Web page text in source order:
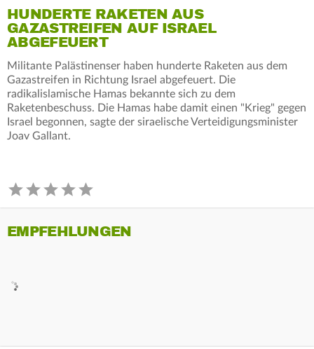
HUNDERTE RAKETEN AUS
GAZASTREIFEN AUF ISRAEL
ABGEFEUERT
Militante Palästinenser haben hunderte Raketen aus dem
Gazastreifen in Richtung Israel abgefeuert. Die
radikalislamische Hamas bekannte sich zu dem
Raketenbeschuss. Die Hamas habe damit einen "Krieg" gegen
Israel begonnen, sagte der siraelische Verteidigungsminister
Joav Gallant.
EMPFEHLUNGEN